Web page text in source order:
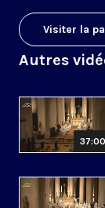
Visiter la
Autres
37:00